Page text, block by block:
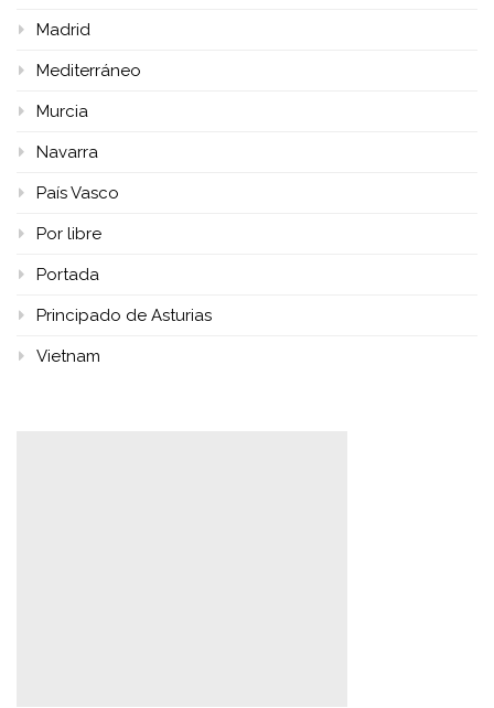
Madrid
Mediterráneo
Murcia
Navarra
País Vasco
Por libre
Portada
Principado de Asturias
Vietnam